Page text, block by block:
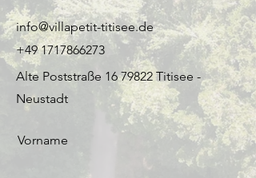
info@villapetit-titisee.de
+49 1717866273
Alte Poststraße 16 79822 Titisee -
Neustadt
Vorname